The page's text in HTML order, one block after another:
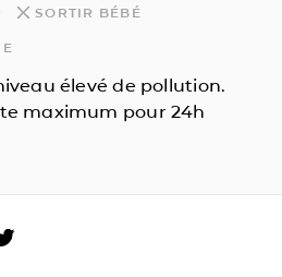
SORTIR BÉBÉ
élevé de pollution.
maximum pour 24h